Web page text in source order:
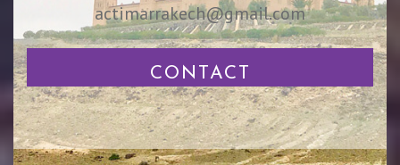
actimarrakech@gmail.com
CONTACT